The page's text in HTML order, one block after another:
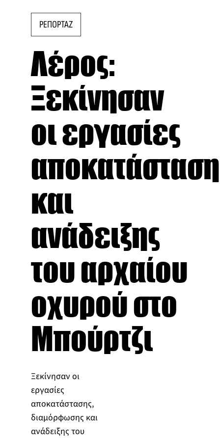
ΡΕΠΟΡΤΑΖ
Λέρος:
Ξεκίνησαν
οι εργασίες
και
ανάδειξης
του αρχαίου
οχυρού στο
Μπούρτζι
Ξεκίνησαν οι
εργασίες
αποκατάστασης,
διαμόρφωσης και
ανάδειξης του